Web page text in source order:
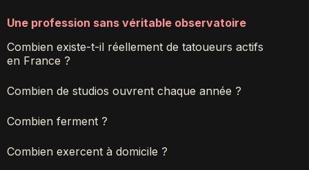
Une profession sans véritable observatoire
Combien existe-t-il réellement de tatoueurs actifs
en France ?
Combien de studios ouvrent chaque année ?
Combien ferment ?
Combien exercent à domicile ?